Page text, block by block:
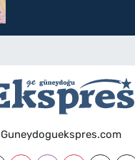
Guneydoguekspres.com